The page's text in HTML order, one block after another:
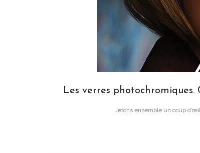
Les verres photochromiques.
Jetons ensemble un coup